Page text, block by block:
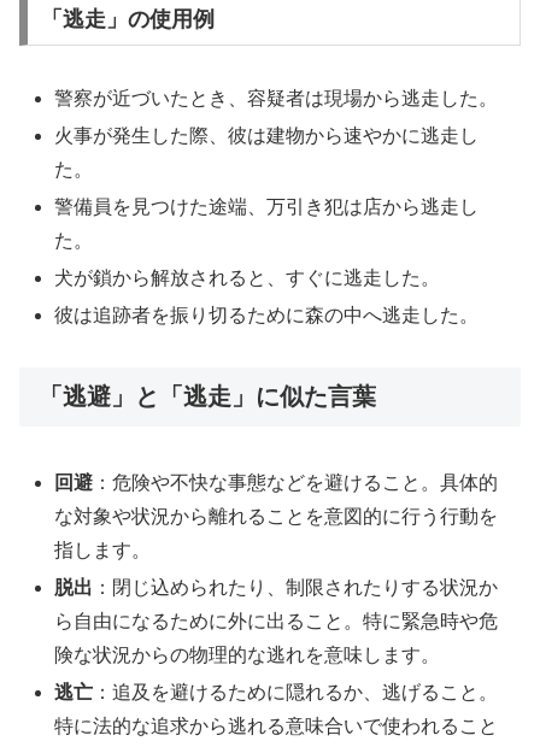
「逃走」の使用例
警察が近づいたとき、容疑者は現場から逃走した。
火事が発生した際、彼は建物から速やかに逃走し
た。
警備員を見つけた途端、万引き犯は店から逃走し
た。
犬が鎖から解放されると、すぐに逃走した。
彼は追跡者を振り切るために森の中へ逃走した。
「逃避」と「逃走」に似た言葉
回避 ：危険や不快な事態などを避けること。具体的
な対象や状況から離れることを意図的に行う行動を
指します。
脱出 ：閉じ込められたり、制限されたりする状況か
ら自由になるために外に出ること。特に緊急時や危
険な状況からの物理的な逃れを意味します。
逃亡 ：追及を避けるために隠れるか、逃げること。
特に法的な追求から逃れる意味合いで使われること